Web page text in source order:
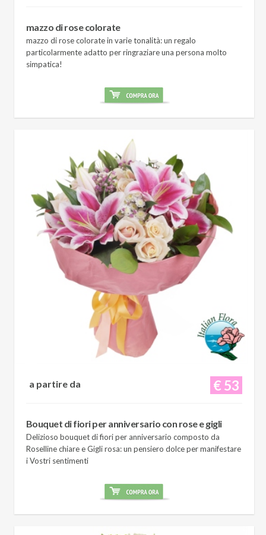
mazzo di rose colorate
mazzo di rose colorate in varie tonalità: un regalo
particolarmente adatto per ringraziare una persona molto
simpatica!
€ 53
a partire da
Bouquet di fiori per anniversario con rose e gigli
Delizioso bouquet di fiori per anniversario composto da
Roselline chiare e Gigli rosa: un pensiero dolce per manifestare
i Vostri sentimenti